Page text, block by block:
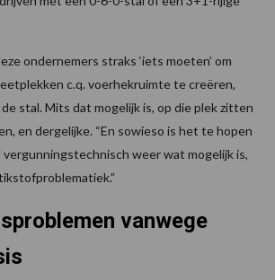
ondernemers straks ‘iets moeten’ om
c.q. voerhekruimte te creëren,
stal. Mits dat mogelijk is, op die plek zitten
en dergelijke. “En sowieso is het te hopen
weer wat mogelijk is,
vanwege